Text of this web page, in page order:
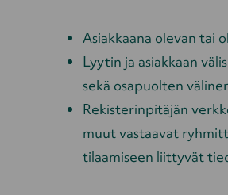
Asiakkaana olevan tai
Lyytin ja asiakkaan
sekä osapuolten
Rekisterinpitäjän
muut vastaavat
tilaamiseen liittyvät